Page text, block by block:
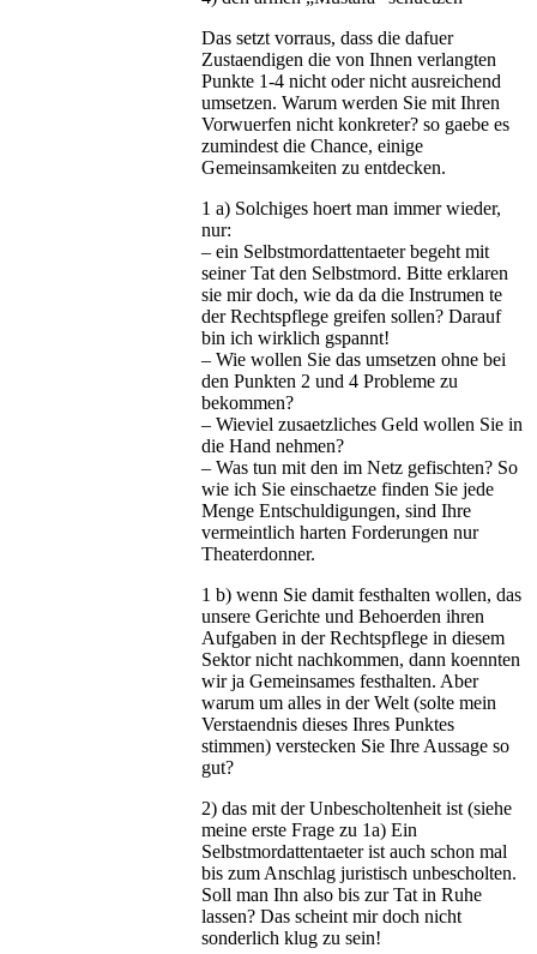
Das setzt vorraus, dass die dafuer
Zustaendigen die von Ihnen verlangten
Punkte 1-4 nicht oder nicht ausreichend
umsetzen. Warum werden Sie mit Ihren
Vorwuerfen nicht konkreter? so gaebe es
zumindest die Chance, einige
Gemeinsamkeiten zu entdecken.
1 a) Solchiges hoert man immer wieder,
nur:
– ein Selbstmordattentaeter begeht mit
seiner Tat den Selbstmord. Bitte erklaren
sie mir doch, wie da da die Instrumen te
der Rechtspflege greifen sollen? Darauf
bin ich wirklich gspannt!
– Wie wollen Sie das umsetzen ohne bei
den Punkten 2 und 4 Probleme zu
bekommen?
– Wieviel zusaetzliches Geld wollen Sie in
die Hand nehmen?
– Was tun mit den im Netz gefischten? So
wie ich Sie einschaetze finden Sie jede
Menge Entschuldigungen, sind Ihre
vermeintlich harten Forderungen nur
Theaterdonner.
1 b) wenn Sie damit festhalten wollen, das
unsere Gerichte und Behoerden ihren
Aufgaben in der Rechtspflege in diesem
Sektor nicht nachkommen, dann koennten
wir ja Gemeinsames festhalten. Aber
warum um alles in der Welt (solte mein
Verstaendnis dieses Ihres Punktes
stimmen) verstecken Sie Ihre Aussage so
gut?
2) das mit der Unbescholtenheit ist (siehe
meine erste Frage zu 1a) Ein
Selbstmordattentaeter ist auch schon mal
bis zum Anschlag juristisch unbescholten.
Soll man Ihn also bis zur Tat in Ruhe
lassen? Das scheint mir doch nicht
sonderlich klug zu sein!